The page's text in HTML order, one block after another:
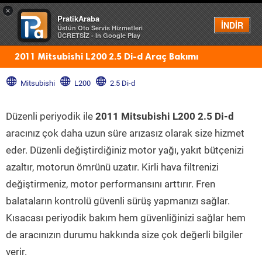
×
PratikAraba
Üstün Oto Servis Hizmetleri
ÜCRETSİZ - In Google Play
İNDİR
Menü
2011 Mitsubishi L200 2.5 Di-d Araç Bakımı
Mitsubishi L200 2.5 Di-d
Düzenli periyodik ile 2011 Mitsubishi L200 2.5 Di-d
aracınız çok daha uzun süre arızasız olarak size hizmet
eder. Düzenli değiştirdiğiniz motor yağı, yakıt bütçenizi
azaltır, motorun ömrünü uzatır. Kirli hava filtrenizi
değiştirmeniz, motor performansını arttırır. Fren
balataların kontrolü güvenli sürüş yapmanızı sağlar.
Kısacası periyodik bakım hem güvenliğinizi sağlar hem
de aracınızın durumu hakkında size çok değerli bilgiler
verir.